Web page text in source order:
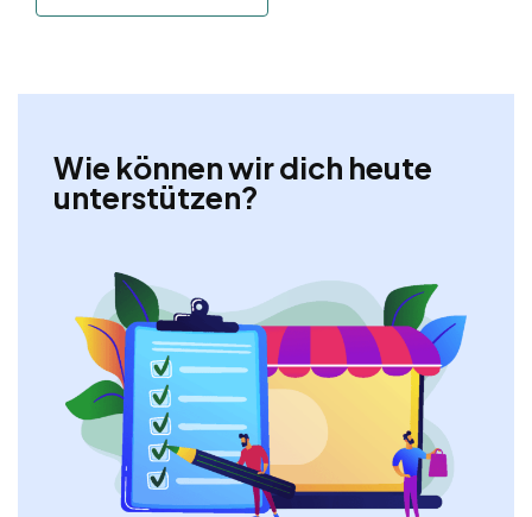
Wie können wir dich heute
unterstützen?